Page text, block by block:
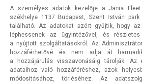
A személyes adatok kezelője a Jania
székhelye 1137 Budapest, Szent István
található. Az adatokat azért gyűjtik, hogy az
léphessenek az ügyintézővel, és
a nyújtott szolgáltatásokról. Az
hozzáférhetővé és nem adja át
a hozzájárulás visszavonásáig tárolják. Az
adataihoz való hozzáféréshez, azok
módosításához, törléséhez. Az